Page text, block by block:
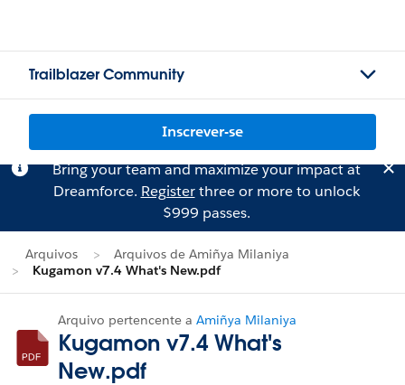
Trailblazer Community
Inscrever-se
Bring your team and maximize your impact at
Dreamforce. Registerthree or more to unlock
$999 passes.
Arquivos
Arquivos de Amiñya Milaniya
Kugamon v7.4 What's New.pdf
Arquivo pertencente a Amiñya Milaniya
Kugamon v7.4 What's
New.pdf